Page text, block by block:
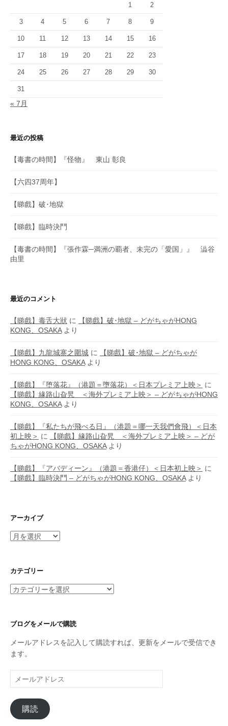
1 2
3 4 5 6 7 8 9
10 11 12 13 14 15 16
17 18 19 20 21 22 23
24 25 26 27 28 29 30
31
« 7月
最近の投稿
【毒書の時間】『怪物』 東山 彰良
【六四37周年】
【睇戲】破･地獄
【睇戲】臨時決鬥
【毒書の時間】『張作霖─満洲の覇者、未完の「愛国」』 澁谷
由里
最近のコメント
【睇戲】毒舌大狀 に
【睇戲】破･地獄 – どがちゃがHONG
KONG、OSAKAより
【睇戲】九龍城寨之圍城 に
【睇戲】破･地獄 – どがちゃが
HONG KONG、OSAKAより
【睇戲】『堕落花』（港題＝墮落花）＜日本プレミア上映＞ に
【睇戲】緣路山旮旯 ＜海外プレミア上映＞ – どがちゃがHONG
KONG、OSAKAより
【睇戲】『私たちが飛べる日』（港題＝哪一天我們會飛）＜日本
初上映＞ に
【睇戲】緣路山旮旯 ＜海外プレミア上映＞ – どが
ちゃがHONG KONG、OSAKAより
【睇戲】『アバディーン』（港題＝香港仔）＜日本初上映＞ に
【睇戲】臨時決鬥 – どがちゃがHONG KONG、OSAKAより
アーカイブ
ア
イ
カテゴリー
カ
リ
ブログをメールで購読
メールアドレスを記入して購読すれば、更新をメールで受信でき
ます。
ー
ル
ア
ド
購読